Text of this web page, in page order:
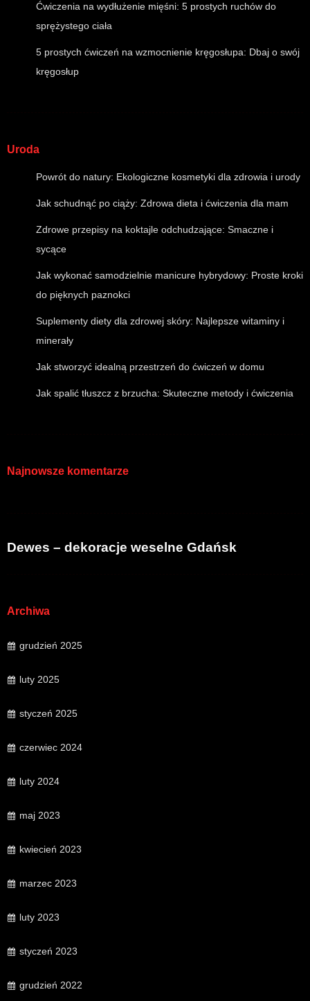
Ćwiczenia na wydłużenie mięśni: 5 prostych ruchów do
sprężystego ciała
5 prostych ćwiczeń na wzmocnienie kręgosłupa: Dbaj o swój
kręgosłup
Uroda
Powrót do natury: Ekologiczne kosmetyki dla zdrowia i urody
Jak schudnąć po ciąży: Zdrowa dieta i ćwiczenia dla mam
Zdrowe przepisy na koktajle odchudzające: Smaczne i
sycące
Jak wykonać samodzielnie manicure hybrydowy: Proste kroki
do pięknych paznokci
Suplementy diety dla zdrowej skóry: Najlepsze witaminy i
minerały
Jak stworzyć idealną przestrzeń do ćwiczeń w domu
Jak spalić tłuszcz z brzucha: Skuteczne metody i ćwiczenia
Najnowsze komentarze
Dewes – dekoracje weselne Gdańsk
Archiwa
grudzień 2025
luty 2025
styczeń 2025
czerwiec 2024
luty 2024
maj 2023
kwiecień 2023
marzec 2023
luty 2023
styczeń 2023
grudzień 2022